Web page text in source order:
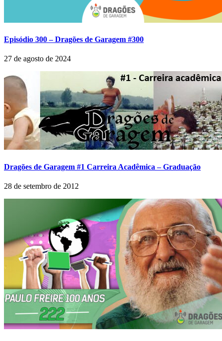
Episódio 300 – Dragões de Garagem #300
27 de agosto de 2024
Dragões de Garagem #1 Carreira Acadêmica – Graduação
28 de setembro de 2012